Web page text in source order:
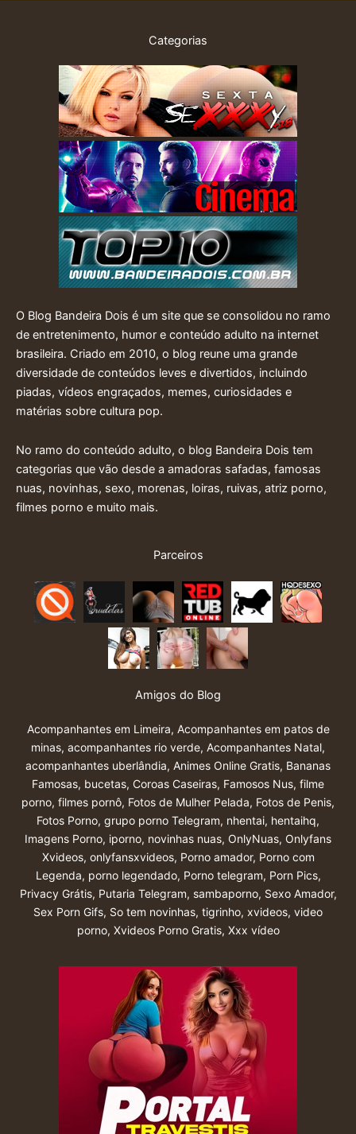
Categorias
O Blog Bandeira Dois é um site que se consolidou no ramo
de entretenimento, humor e conteúdo adulto na internet
brasileira. Criado em 2010, o blog reune uma grande
diversidade de conteúdos leves e divertidos, incluindo
piadas, vídeos engraçados, memes, curiosidades e
matérias sobre cultura pop.
No ramo do conteúdo adulto, o blog Bandeira Dois tem
categorias que vão desde a amadoras safadas, famosas
nuas, novinhas, sexo, morenas, loiras, ruivas, atriz porno,
filmes porno e muito mais.
Parceiros
Amigos do Blog
Acompanhantes em Limeira, Acompanhantes em patos de
minas, acompanhantes rio verde, Acompanhantes Natal,
acompanhantes uberlândia, Animes Online Gratis, Bananas
Famosas, bucetas, Coroas Caseiras, Famosos Nus, filme
porno, filmes pornô, Fotos de Mulher Pelada, Fotos de Penis,
Fotos Porno, grupo porno Telegram, nhentai, hentaihq,
Imagens Porno, iporno, novinhas nuas, OnlyNuas, Onlyfans
Xvideos, onlyfansxvideos, Porno amador, Porno com
Legenda, porno legendado, Porno telegram, Porn Pics,
Privacy Grátis, Putaria Telegram, sambaporno, Sexo Amador,
Sex Porn Gifs, So tem novinhas, tigrinho, xvideos, video
porno, Xvideos Porno Gratis, Xxx vídeo